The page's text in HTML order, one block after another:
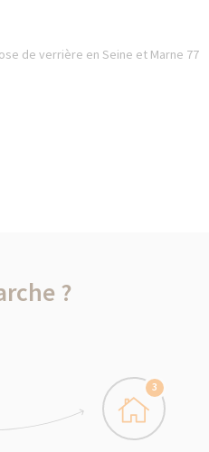
de verrière en Seine et Marne 77
?
3